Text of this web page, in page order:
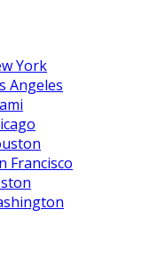
York
Angeles
Francisco